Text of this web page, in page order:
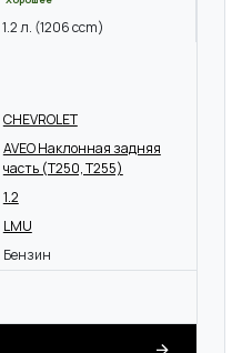
1.2 л. (1206 ccm)
CHEVROLET
AVEO Наклонная задняя
часть (T250, T255)
1.2
LMU
Бензин